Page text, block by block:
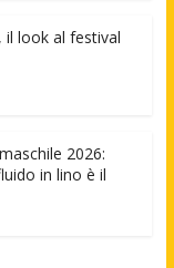
il look al festival
2026:
in lino è il